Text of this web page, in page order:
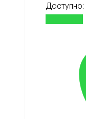
Доступно: